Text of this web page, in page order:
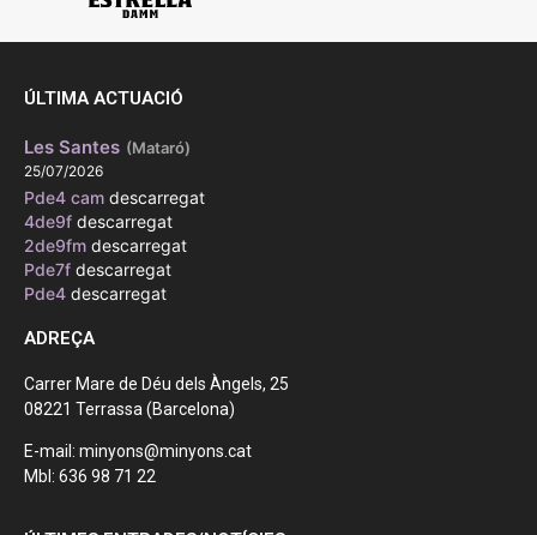
ÚLTIMA ACTUACIÓ
Les Santes (Mataró)
25/07/2026
Pde4 cam descarregat
4de9f descarregat
2de9fm descarregat
Pde7f descarregat
Pde4 descarregat
ADREÇA
Carrer Mare de Déu dels Àngels, 25
08221 Terrassa (Barcelona)
E-mail: minyons@minyons.cat
Mbl: 636 98 71 22